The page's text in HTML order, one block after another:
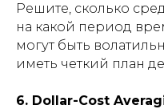
Решите, сколько
на какой период
могут быть
иметь четкий план
6. Dollar-Cost